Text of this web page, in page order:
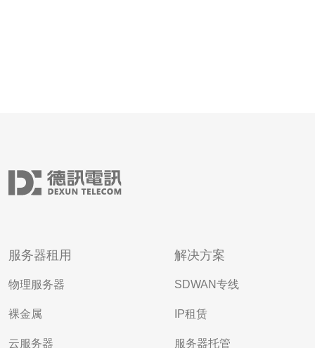
服务器租用
物理服务器
裸金属
云服务器
解决方案
SDWAN专线
IP租赁
服务器托管